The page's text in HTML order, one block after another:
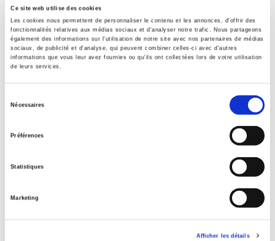
Ce site web utilise des cookies
Les cookies nous permettent de personnaliser le contenu et les annonces, d'offrir des
fonctionnalités relatives aux médias sociaux et d'analyser notre trafic. Nous partageons
également des informations sur l'utilisation de notre site avec nos partenaires de médias
sociaux, de publicité et d'analyse, qui peuvent combiner celles-ci avec d'autres
informations que vous leur avez fournies ou qu'ils ont collectées lors de votre utilisation
de leurs services.
Nécessaires
Préférences
Statistiques
Marketing
Afficher les détails
20 & 21. Revue d'histoire 143, juillet-septembre
2019
Marie-Bénédicte Vincent, Ségolène Plyer